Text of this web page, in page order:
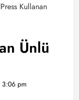
Kullanan
Ünlü
3:06 pm